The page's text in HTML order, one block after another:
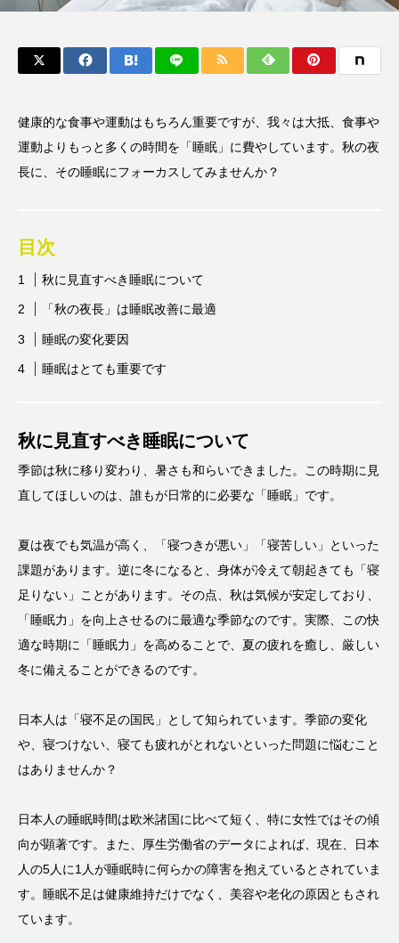
健康的な食事や運動はもちろん重要ですが、我々は大抵、食事や
運動よりもっと多くの時間を「睡眠」に費やしています。秋の夜
長に、その睡眠にフォーカスしてみませんか？
目次
秋に見直すべき睡眠について
「秋の夜長」は睡眠改善に最適
睡眠の変化要因
睡眠はとても重要です
秋に見直すべき睡眠について
季節は秋に移り変わり、暑さも和らいできました。この時期に見
直してほしいのは、誰もが日常的に必要な「睡眠」です。
夏は夜でも気温が高く、「寝つきが悪い」「寝苦しい」といった
課題があります。逆に冬になると、身体が冷えて朝起きても「寝
足りない」ことがあります。その点、秋は気候が安定しており、
「睡眠力」を向上させるのに最適な季節なのです。実際、この快
適な時期に「睡眠力」を高めることで、夏の疲れを癒し、厳しい
冬に備えることができるのです。
日本人は「寝不足の国民」として知られています。季節の変化
や、寝つけない、寝ても疲れがとれないといった問題に悩むこと
はありませんか？
日本人の睡眠時間は欧米諸国に比べて短く、特に女性ではその傾
向が顕著です。また、厚生労働省のデータによれば、現在、日本
人の5人に1人が睡眠時に何らかの障害を抱えているとされていま
す。睡眠不足は健康維持だけでなく、美容や老化の原因ともされ
ています。